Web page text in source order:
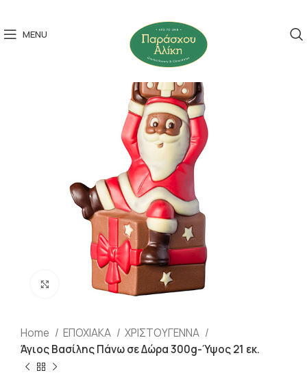
MENU
Click to enlarge
Home ΕΠΟΧΙΑΚΑ
ΧΡΙΣΤΟΥΓΕΝΝΑ
Άγιος Βασίλης Πάνω σε Δώρα 300g-Ύψος 21 εκ.